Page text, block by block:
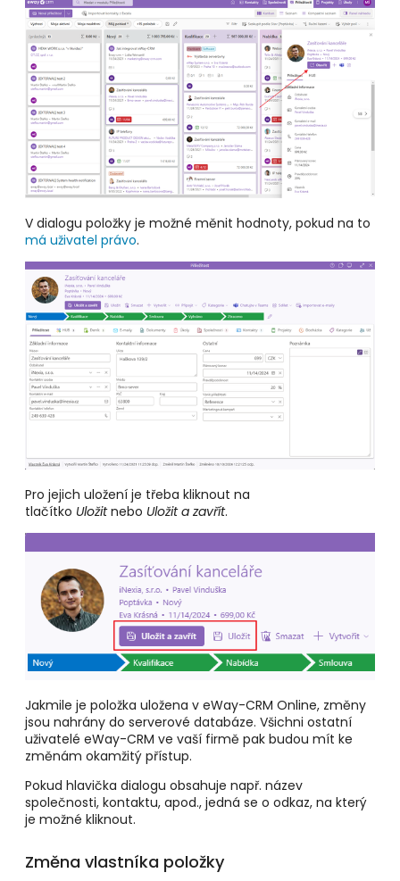
V dialogu položky je možné měnit hodnoty, pokud na to
má uživatel právo.
Pro jejich uložení je třeba kliknout na
tlačítko Uložitnebo Uložit a zavřít.
Jakmile je položka uložena v eWay-CRM Online, změny
jsou nahrány do serverové databáze. Všichni ostatní
uživatelé eWay-CRM ve vaší firmě pak budou mít ke
změnám okamžitý přístup.
Pokud hlavička dialogu obsahuje např. název
společnosti, kontaktu, apod., jedná se o odkaz, na který
je možné kliknout.
Změna vlastníka položky